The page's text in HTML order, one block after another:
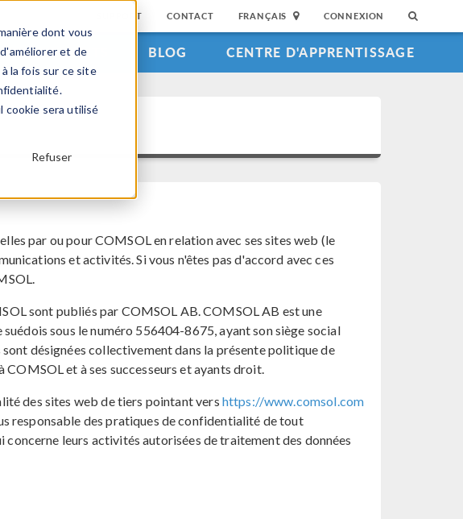
dont vous
et de
la fois sur ce site
cookie sera utilisé
Refuser
SUPPORT CONTACT FRANÇAIS CONNEXION
EVENEMENTS BLOG CENTRE D'APPRENTISSAGE
par ou pour COMSOL en relation avec ses sites web (le
et activités. Si vous n'êtes pas d'accord avec ces
sont publiés par COMSOL AB. COMSOL AB est une
sous le numéro 556404-8675, ayant son siège social
désignées collectivement dans la présente politique de
et à ses successeurs et ayants droit.
des sites web de tiers pointant vers https://www.comsol.com
responsable des pratiques de confidentialité de tout
leurs activités autorisées de traitement des données